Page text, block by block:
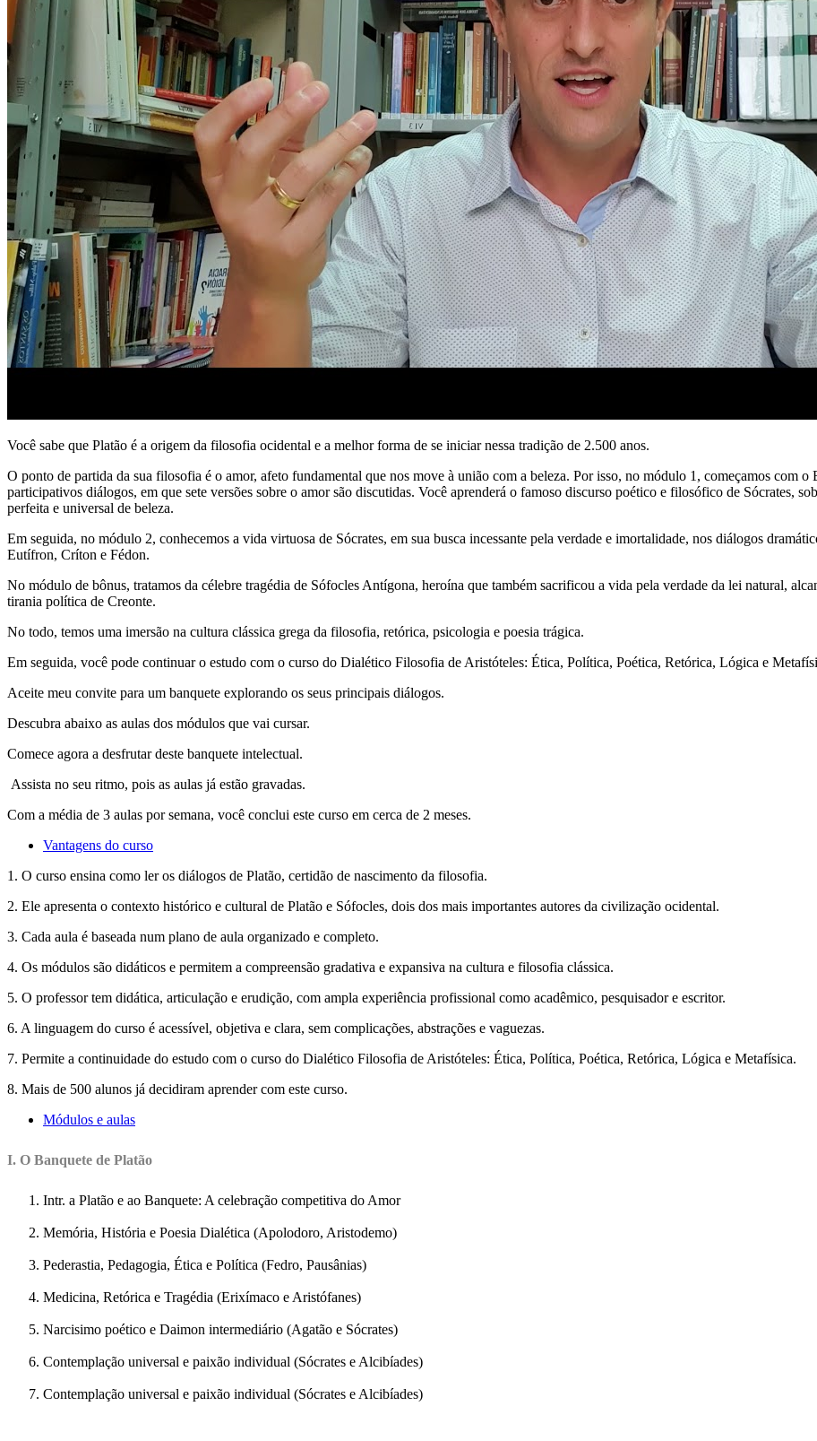
Você sabe que Platão é a origem da filosofia ocidental e a melhor forma de se iniciar nessa tradição de 2.500 anos.
O ponto de partida da sua filosofia é o amor, afeto fundamental que nos move à união com a beleza. Por isso, no módulo 1, começamos com o
participativos diálogos, em que sete versões sobre o amor são discutidas. Você aprenderá o famoso discurso poético e filosófico de Sócrates,
perfeita e universal de beleza.
Em seguida, no módulo 2, conhecemos a vida virtuosa de Sócrates, em sua busca incessante pela verdade e imortalidade, nos diálogos
Eutífron, Críton e Fédon.
No módulo de bônus, tratamos da célebre tragédia de Sófocles Antígona, heroína que também sacrificou a vida pela verdade da lei natural,
tirania política de Creonte.
No todo, temos uma imersão na cultura clássica grega da filosofia, retórica, psicologia e poesia trágica.
Em seguida, você pode continuar o estudo com o curso do Dialético Filosofia de Aristóteles: Ética, Política, Poética, Retórica, Lógica e
Aceite meu convite para um banquete explorando os seus principais diálogos.
Descubra abaixo as aulas dos módulos que vai cursar.
Comece agora a desfrutar deste banquete intelectual.
Assista no seu ritmo, pois as aulas já estão gravadas.
Com a média de 3 aulas por semana, você conclui este curso em cerca de 2 meses.
Vantagens do curso
1. O curso ensina como ler os diálogos de Platão, certidão de nascimento da filosofia.
2. Ele apresenta o contexto histórico e cultural de Platão e Sófocles, dois dos mais importantes autores da civilização ocidental.
3. Cada aula é baseada num plano de aula organizado e completo.
4. Os módulos são didáticos e permitem a compreensão gradativa e expansiva na cultura e filosofia clássica.
5. O professor tem didática, articulação e erudição, com ampla experiência profissional como acadêmico, pesquisador e escritor.
6. A linguagem do curso é acessível, objetiva e clara, sem complicações, abstrações e vaguezas.
7. Permite a continuidade do estudo com o curso do Dialético Filosofia de Aristóteles: Ética, Política, Poética, Retórica, Lógica e Metafísica.
8. Mais de 500 alunos já decidiram aprender com este curso.
Módulos e aulas
I. O Banquete de Platão
Intr. a Platão e ao Banquete: A celebração competitiva do Amor
Memória, História e Poesia Dialética (Apolodoro, Aristodemo)
Pederastia, Pedagogia, Ética e Política (Fedro, Pausânias)
Medicina, Retórica e Tragédia (Erixímaco e Aristófanes)
Narcisimo poético e Daimon intermediário (Agatão e Sócrates)
Contemplação universal e paixão individual (Sócrates e Alcibíades)
Contemplação universal e paixão individual (Sócrates e Alcibíades)